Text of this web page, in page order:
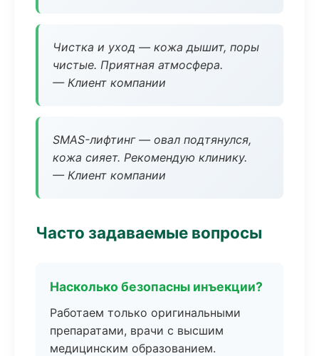
Чистка и уход — кожа дышит, поры
чистые. Приятная атмосфера.
— Клиент компании
SMAS-лифтинг — овал подтянулся,
кожа сияет. Рекомендую клинику.
— Клиент компании
Часто задаваемые вопросы
Насколько безопасны инъекции?
Работаем только оригинальными
препаратами, врачи с высшим
медицинским образованием.